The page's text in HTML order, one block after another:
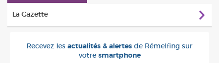
La Gazette
Recevez les actualités & alertes de Rémelfing sur
votre smartphone